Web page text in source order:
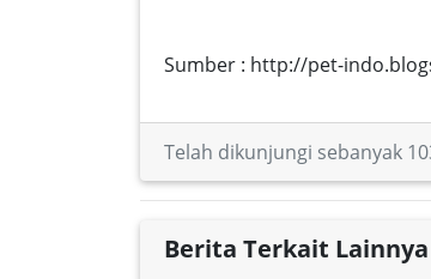
Sumber : http://pet-
Telah dikunjungi sebanyak
Berita Terkait